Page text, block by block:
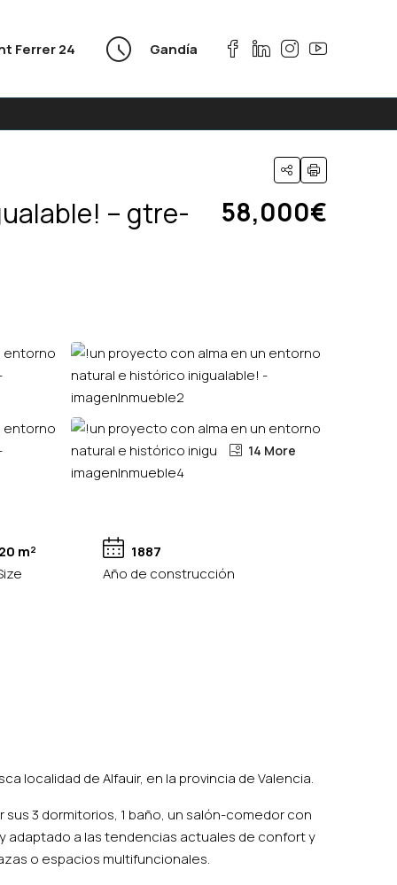
Ferrer 24 Gandía
– gtre- 58,000€
14 More
m²
1887
Año de construcción
localidad de Alfauir, en la provincia de Valencia.
3 dormitorios, 1 baño, un salón-comedor con
adaptado a las tendencias actuales de confort y
o espacios multifuncionales.